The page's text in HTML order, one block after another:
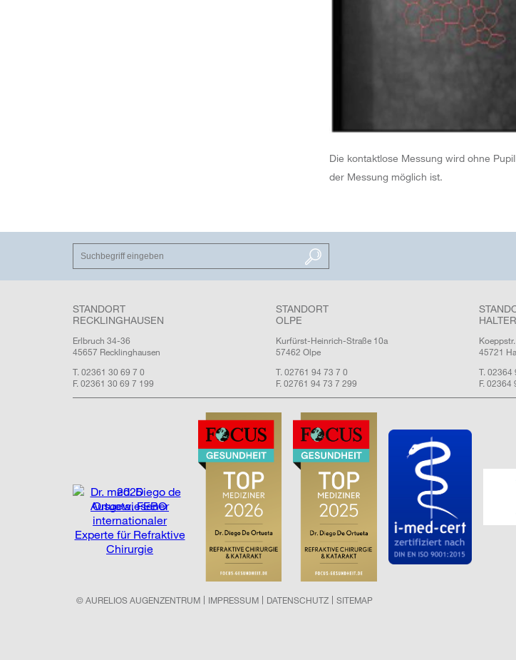
Die kontaktlose Messung wird ohne
der Messung möglich ist.
SUCHEN
STANDORT
RECKLINGHAUSEN
Erlbruch 34-36
45657 Recklinghausen
T. 02361 30 69 7 0
F. 02361 30 69 7 199
STANDORT
OLPE
Kurfürst-Heinrich-Straße 10a
57462 Olpe
T. 02761 94 73 7 0
F. 02761 94 73 7 299
45721
T. 02364
F. 02364
2025
Ausgewiesener
internationaler
Experte für Refraktive
Chirurgie
© AURELIOS AUGENZENTRUM IMPRESSUM DATENSCHUTZ SITEMAP